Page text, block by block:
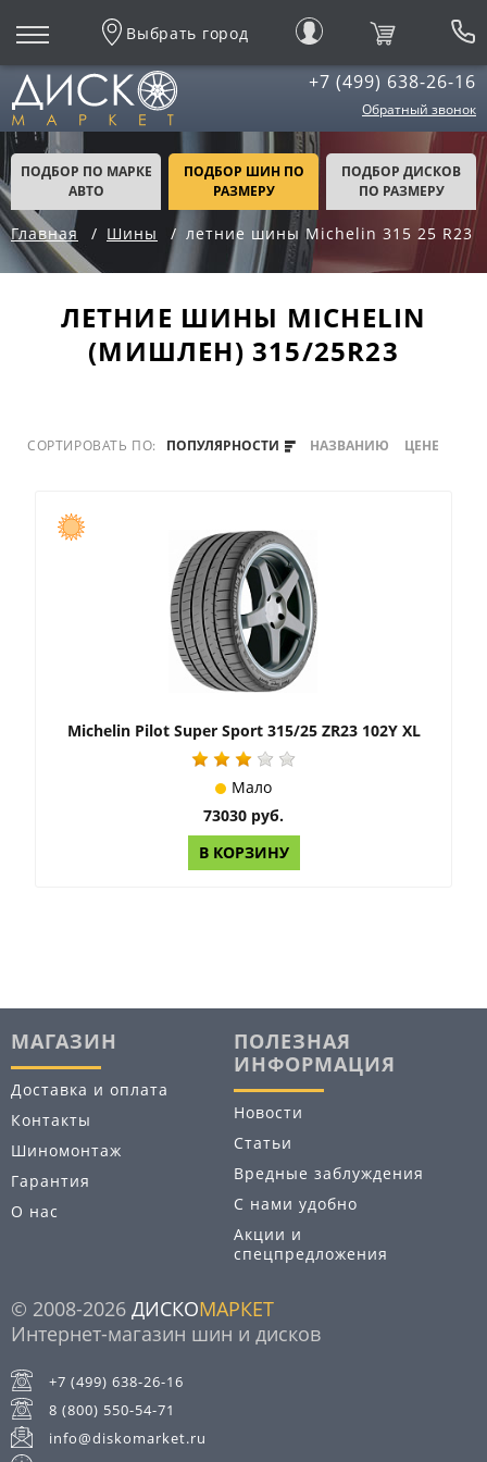
Выбрать город
+7 (499) 638-26-16
Обратный звонок
ПОДБОР ПО МАРКЕ
АВТО
ПОДБОР ШИН ПО
РАЗМЕРУ
ПОДБОР ДИСКОВ
ПО РАЗМЕРУ
Главная Шины летние шины Michelin 315 25 R23
ЛЕТНИЕ ШИНЫ MICHELIN
(МИШЛЕН) 315/25R23
СОРТИРОВАТЬ ПО: ПОПУЛЯРНОСТИ НАЗВАНИЮ ЦЕНЕ
Michelin Pilot Super Sport 315/25 ZR23 102Y XL
Мало
73030 руб.
В КОРЗИНУ
МАГАЗИН
Доставка и оплата
Контакты
Шиномонтаж
Гарантия
О нас
ПОЛЕЗНАЯ
ИНФОРМАЦИЯ
Новости
Статьи
Вредные заблуждения
С нами удобно
Акции и
спецпредложения
© 2008-2026 ДИСКОМАРКЕТ
Интернет-магазин шин и дисков
+7 (499) 638-26-16
8 (800) 550-54-71
info@diskomarket.ru